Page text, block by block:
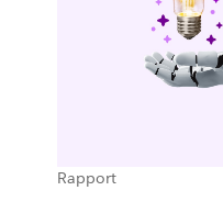
Rapport